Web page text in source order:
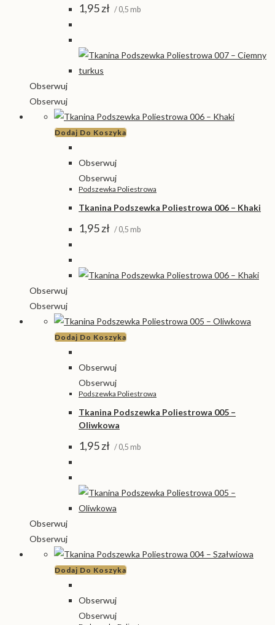
1,95zł / 0,5 mb
Obserwuj
Obserwuj
Dodaj Do Koszyka
Obserwuj
Obserwuj
Podszewka Poliestrowa
Tkanina Podszewka Poliestrowa 006 – Khaki
1,95zł / 0,5 mb
Obserwuj
Obserwuj
Dodaj Do Koszyka
Obserwuj
Obserwuj
Podszewka Poliestrowa
Tkanina Podszewka Poliestrowa 005 –
Oliwkowa
1,95zł / 0,5 mb
Obserwuj
Obserwuj
Dodaj Do Koszyka
Obserwuj
Obserwuj